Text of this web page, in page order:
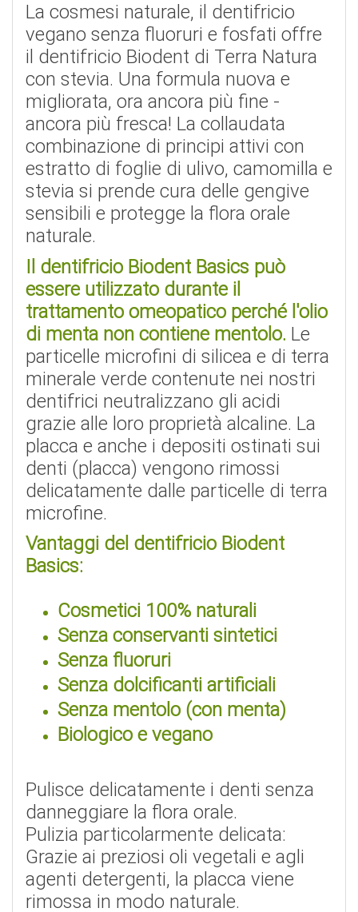
La cosmesi naturale, il dentifricio
vegano senza fluoruri e fosfati offre
il dentifricio Biodent di Terra Natura
con stevia. Una formula nuova e
migliorata, ora ancora più fine -
ancora più fresca! La collaudata
combinazione di principi attivi con
estratto di foglie di ulivo, camomilla e
stevia si prende cura delle gengive
sensibili e protegge la flora orale
naturale.
Il dentifricio Biodent Basics può
essere utilizzato durante il
trattamento omeopatico perché l'olio
di menta non contiene mentolo. Le
particelle microfini di silicea e di terra
minerale verde contenute nei nostri
dentifrici neutralizzano gli acidi
grazie alle loro proprietà alcaline. La
placca e anche i depositi ostinati sui
denti (placca) vengono rimossi
delicatamente dalle particelle di terra
microfine.
Vantaggi del dentifricio Biodent
Basics:
Cosmetici 100% naturali
Senza conservanti sintetici
Senza fluoruri
Senza dolcificanti artificiali
Senza mentolo (con menta)
Biologico e vegano
Pulisce delicatamente i denti senza
danneggiare la flora orale.
Pulizia particolarmente delicata:
Grazie ai preziosi oli vegetali e agli
agenti detergenti, la placca viene
rimossa in modo naturale.